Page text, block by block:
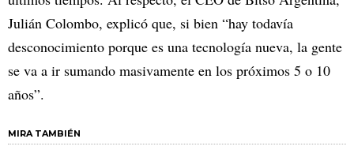
Julián Colombo, explicó que, si bien “hay todavía
desconocimiento porque es una tecnología nueva, la gente
se va a ir sumando masivamente en los próximos 5 o 10
años”.
MIRA TAMBIÉN